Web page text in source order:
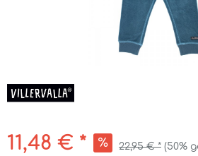
11,48 € * 22,95 € * (50%